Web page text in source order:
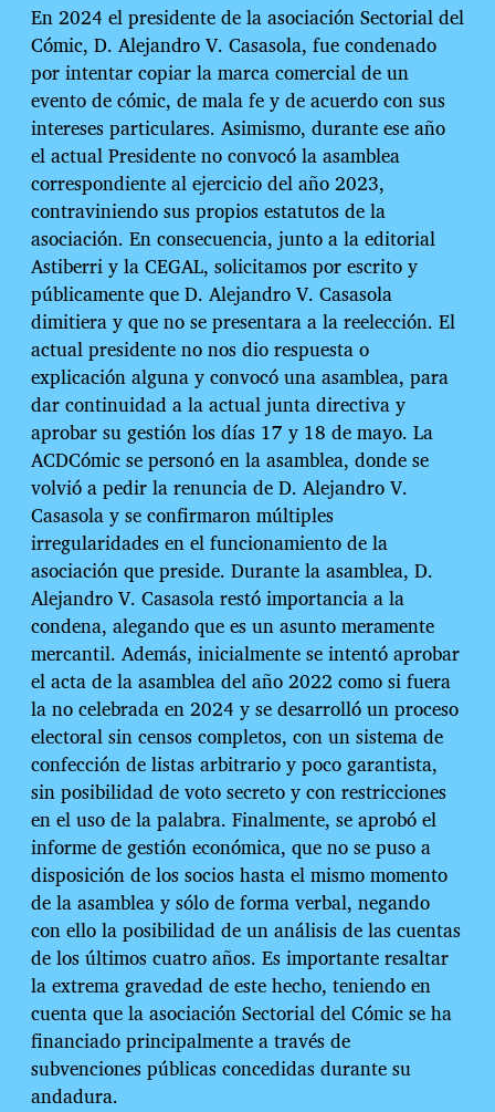
En 2024 el presidente de la asociación Sectorial del
Cómic, D. Alejandro V. Casasola, fue condenado
por intentar copiar la marca comercial de un
evento de cómic, de mala fe y de acuerdo con sus
intereses particulares. Asimismo, durante ese año
el actual Presidente no convocó la asamblea
correspondiente al ejercicio del año 2023,
contraviniendo sus propios estatutos de la
asociación. En consecuencia, junto a la editorial
Astiberri y la CEGAL, solicitamos por escrito y
públicamente que D. Alejandro V. Casasola
dimitiera y que no se presentara a la reelección. El
actual presidente no nos dio respuesta o
explicación alguna y convocó una asamblea, para
dar continuidad a la actual junta directiva y
aprobar su gestión los días 17 y 18 de mayo. La
ACDCómic se personó en la asamblea, donde se
volvió a pedir la renuncia de D. Alejandro V.
Casasola y se confirmaron múltiples
irregularidades en el funcionamiento de la
asociación que preside. Durante la asamblea, D.
Alejandro V. Casasola restó importancia a la
condena, alegando que es un asunto meramente
mercantil. Además, inicialmente se intentó aprobar
el acta de la asamblea del año 2022 como si fuera
la no celebrada en 2024 y se desarrolló un proceso
electoral sin censos completos, con un sistema de
confección de listas arbitrario y poco garantista,
sin posibilidad de voto secreto y con restricciones
en el uso de la palabra. Finalmente, se aprobó el
informe de gestión económica, que no se puso a
disposición de los socios hasta el mismo momento
de la asamblea y sólo de forma verbal, negando
con ello la posibilidad de un análisis de las cuentas
de los últimos cuatro años. Es importante resaltar
la extrema gravedad de este hecho, teniendo en
cuenta que la asociación Sectorial del Cómic se ha
financiado principalmente a través de
subvenciones públicas concedidas durante su
andadura.